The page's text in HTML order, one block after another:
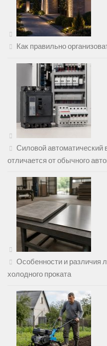
Как правильно
Силовой автоматический
отличается от обычного
Особенности и различия
холодного проката